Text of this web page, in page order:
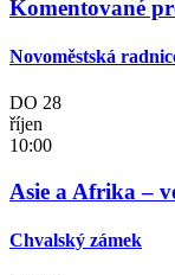
Komentované
Novoměstská
DO 28
říjen
10:00
Asie a Afrika –
Chvalský zámek